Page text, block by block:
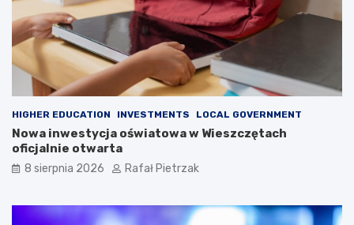
HIGHER EDUCATION INVESTMENTS LOCAL GOVERNMENT
Nowa inwestycja oświatowa w Wieszczętach
oficjalnie otwarta
8 sierpnia 2026 Rafał Pietrzak